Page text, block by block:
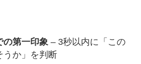
の第一印象– 3秒以内に「この
うか」を判断